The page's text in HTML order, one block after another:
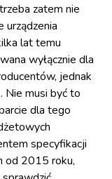
zatem nie
urządzenia
lat temu
wyłącznie dla
jednak
Nie musi być to
dla tego
specyfikacji
od 2015 roku,